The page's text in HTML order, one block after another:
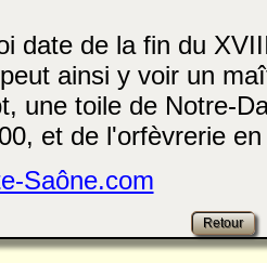
date de la fin du
ainsi y voir un
une toile de Notre-
et de l'orfèvrerie
Saône.com